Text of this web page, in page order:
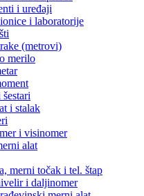
i uređaji
i laboratorije
(metrovi)
merilo
i stalak
i visinomer
alat
merni točak i tel. štap
i daljinomer